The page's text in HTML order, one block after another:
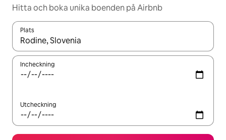
Hitta och boka unika boenden på Airbnb
Plats
När resultaten är tillgängliga kan du navigera med upp- och
Incheckning
Utcheckning